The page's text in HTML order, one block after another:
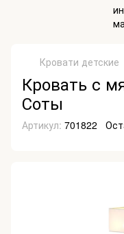
Кровати детские
Кровать с
Соты
Артикул: 701822